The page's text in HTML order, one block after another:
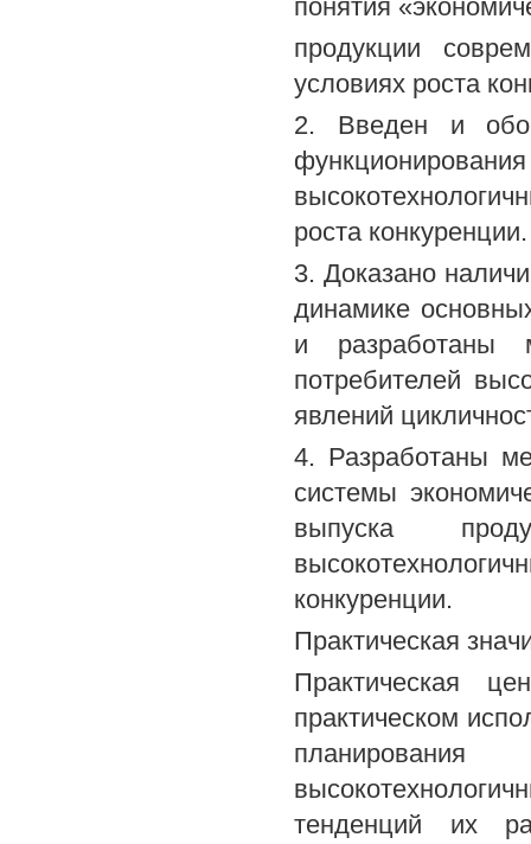
понятия
продукции
условиях роста
2. Введен и
роста конкуренции.
3. Доказано
динамике
и разработаны
потребителей
явлений
4. Разработаны
системы
выпуска
конкуренции.
Практическая
Практическая
практическом
тенденций их